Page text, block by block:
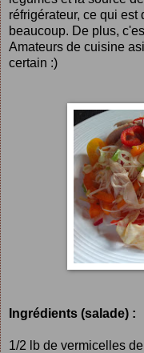
réfrigérateur, ce qui
beaucoup. De plus,
Amateurs de cuisine
certain :)
Ingrédients (salade) :
1/2 lb de vermicelles